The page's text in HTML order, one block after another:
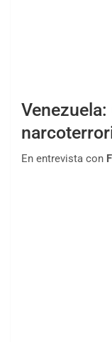
En entrevista con